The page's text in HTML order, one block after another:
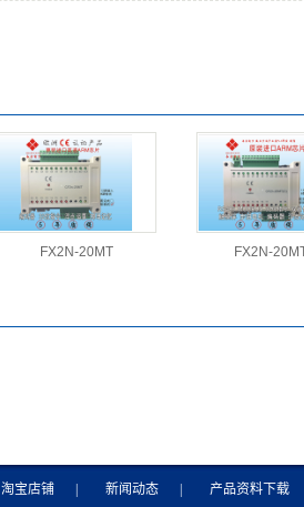
FX2N-20MT FX2N-
淘宝店铺 新闻动态 产品资料下载